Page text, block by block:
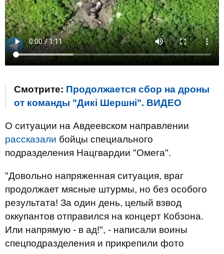
Смотрите: Продолжается сбор на дроны
от команды "Дикі Шершні". ВИДЕО
О ситуации на Авдеевском направлении
рассказали бойцы специального
подразделения Нацгвардии "Омега".
"Довольно напряженная ситуация, враг
продолжает мясные штурмы, но без особого
результата! За один день, целый взвод
оккупантов отправился на концерт Кобзона.
Или напрямую - в ад!", - написали воины
спецподразделения и прикрепили фото